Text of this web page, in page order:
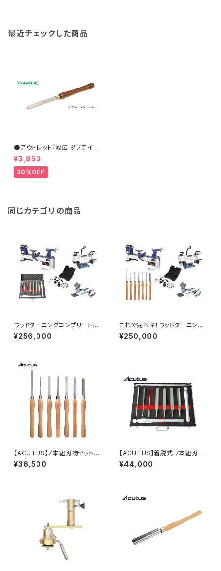
最近チェックした商品
●アウトレット『幅広 ダブテイル
スクレーパー 31×6.5mm』【ST
ARTER】ターニングツール ハイ
ス鋼 旋盤用刃物 ウッドターニン
グ 訳あり
¥3,850
30%OFF
同じカテゴリの商品
ウッドターニングコンプリートセ
ット 木工旋盤1420VDA 脱
着式ハンドル
¥256,000
これで完ペキ！ウッドターニング
コンプリートセット 木工旋盤 1
420VDA 木製ハンドル
¥250,000
【ACUTUS】7本組刃物セット
旋盤用刃物 木製ハンドル
¥38,500
【ACUTUS】着脱式 7本組刃物
＋2ハンドルセット
¥44,000